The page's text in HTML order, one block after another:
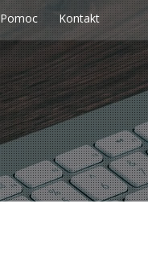
Pomoc Kontakt